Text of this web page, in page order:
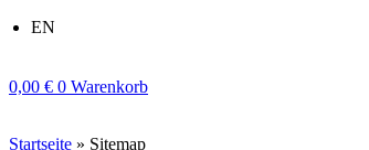
EN
0,00 € 0 Warenkorb
Startseite » Sitemap